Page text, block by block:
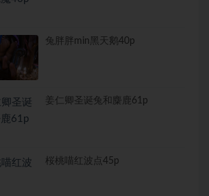
兔胖胖min黑天鹅40p
姜仁卿圣诞兔和麋鹿61p
桜桃喵红波点45p